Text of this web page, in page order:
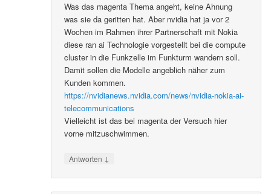
Was das magenta Thema angeht, keine Ahnung
was sie da geritten hat. Aber nvidia hat ja vor 2
Wochen im Rahmen ihrer Partnerschaft mit Nokia
diese ran ai Technologie vorgestellt bei die compute
cluster in die Funkzelle im Funkturm wandern soll.
Damit sollen die Modelle angeblich näher zum
Kunden kommen.
https://nvidianews.nvidia.com/news/nvidia-nokia-ai-
telecommunications
Vielleicht ist das bei magenta der Versuch hier
vorne mitzuschwimmen.
Antworten ↓